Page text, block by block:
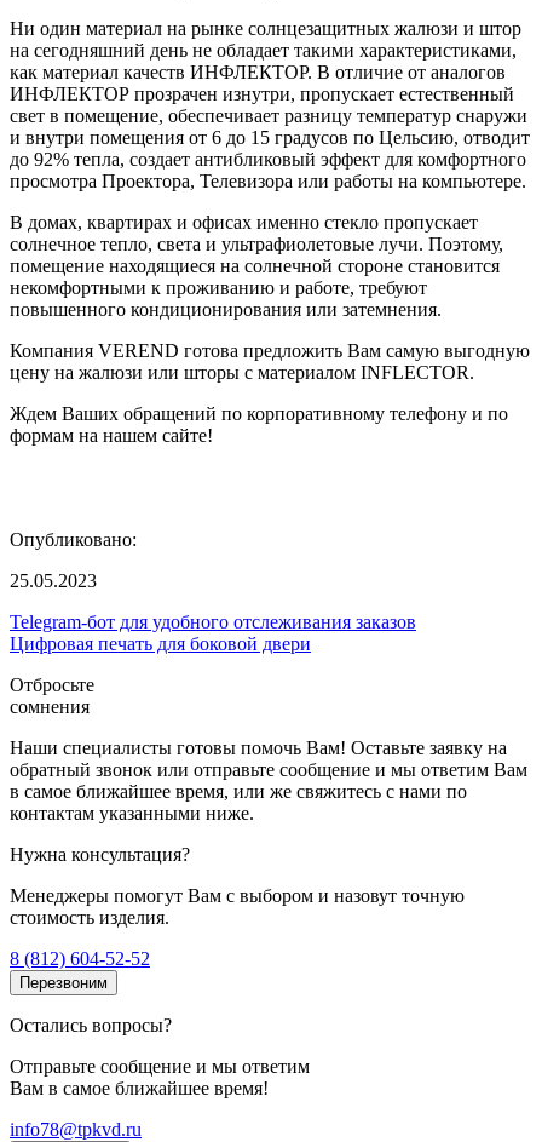
Ни один материал на рынке солнцезащитных жалюзи и штор
на сегодняшний день не обладает такими характеристиками,
как материал качеств ИНФЛЕКТОР. В отличие от аналогов
ИНФЛЕКТОР прозрачен изнутри, пропускает естественный
свет в помещение, обеспечивает разницу температур снаружи
и внутри помещения от 6 до 15 градусов по Цельсию, отводит
до 92% тепла, создает антибликовый эффект для комфортного
просмотра Проектора, Телевизора или работы на компьютере.
В домах, квартирах и офисах именно стекло пропускает
солнечное тепло, света и ультрафиолетовые лучи. Поэтому,
помещение находящиеся на солнечной стороне становится
некомфортными к проживанию и работе, требуют
повышенного кондиционирования или затемнения.
Компания VEREND готова предложить Вам самую выгодную
цену на жалюзи или шторы с материалом INFLECTOR.
Ждем Ваших обращений по корпоративному телефону и по
формам на нашем сайте!
Опубликовано:
25.05.2023
Telegram-бот для удобного отслеживания заказов
Цифровая печать для боковой двери
Отбросьте
сомнения
Наши специалисты готовы помочь Вам! Оставьте заявку на
обратный звонок или отправьте сообщение и мы ответим Вам
в самое ближайшее время, или же свяжитесь с нами по
контактам указанными ниже.
Нужна консультация?
Менеджеры помогут Вам с выбором и назовут точную
стоимость изделия.
8 (812) 604-52-52
Перезвоним
Остались вопросы?
Отправьте сообщение и мы ответим
Вам в самое ближайшее время!
info78@tpkvd.ru